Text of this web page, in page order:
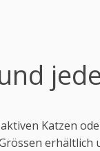
Katzen
erhältlich